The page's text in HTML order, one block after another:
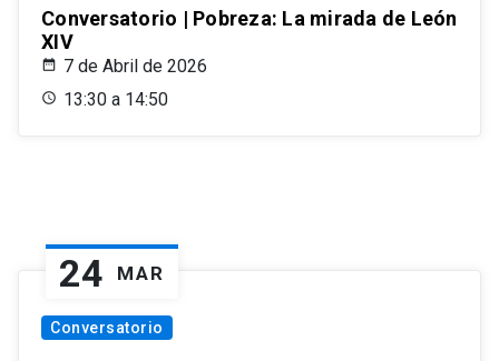
Conversatorio | Pobreza: La mirada de León
XIV
7 de Abril de 2026
13:30 a 14:50
24 MAR
Conversatorio